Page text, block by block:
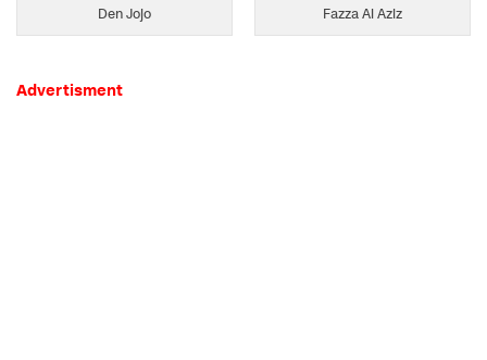
Den Jojo Fazza Al Aziz
Advertisment